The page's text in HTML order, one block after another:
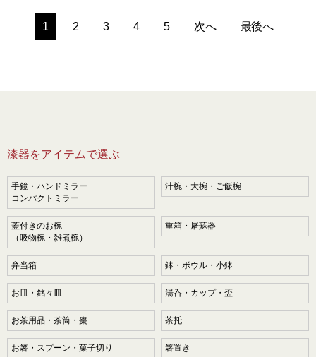
1 2 3 4 5 次へ 最後へ
漆器をアイテムで選ぶ
手鏡・ハンドミラー
コンパクトミラー
汁椀・大椀・ご飯椀
蓋付きのお椀
（吸物椀・雑煮椀）
重箱・屠蘇器
弁当箱 鉢・ボウル・小鉢
お皿・銘々皿 湯呑・カップ・盃
お茶用品・茶筒・棗 茶托
お箸・スプーン・菓子切り 箸置き